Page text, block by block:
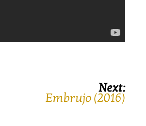
Next:
Embrujo (2016)